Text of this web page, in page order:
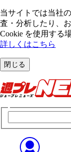
当サイトでは当社
査・分析したり、
Cookie を使⽤する
詳しくはこちら
閉じる